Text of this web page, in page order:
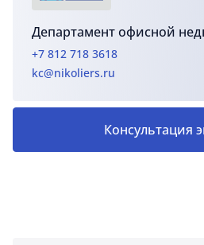
Департамент офисной
+7 812 718 3618
kc@nikoliers.ru
Консультация